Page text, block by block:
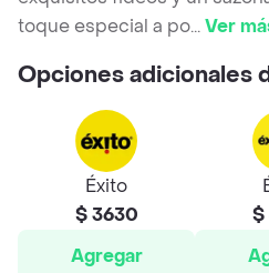
toque especial a po...Ver
Opciones adicionales
Éxito
$ 3630
Agregar
$